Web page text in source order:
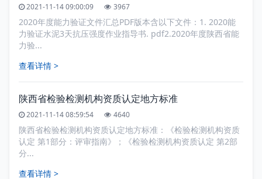
2021-11-14 09:00:09 3967
2020年度能力验证文件汇总PDF版本含以下文件：1. 2020能
力验证水泥3天抗压强度作业指导书. pdf2.2020年度陕西省能
力验...
查看详情 >
陕西省检验检测机构资质认定地方标准
2021-11-14 08:59:54 4640
陕西省检验检测机构资质认定地方标准：《检验检测机构资质
认定 第1部分：评审指南》；《检验检测机构资质认定 第2部
分...
查看详情 >